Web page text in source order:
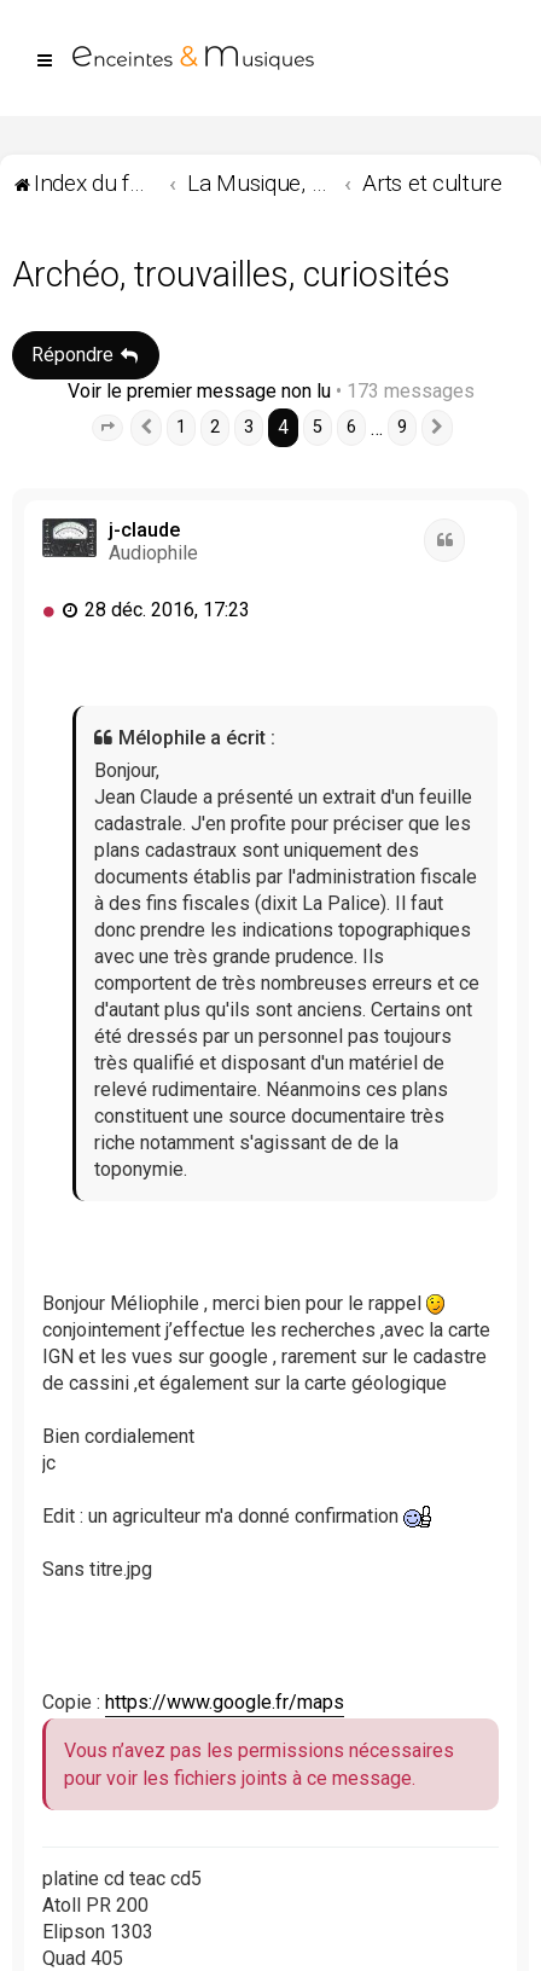
Index du forum La Musique, les musiques ... Arts et culture
Archéo, trouvailles, curiosités
Répondre
Voir le premier message non lu• 173 messages
Page sur 9
Précédente
1 2 3 4 5 6 … 9
j-claude
Audiophile
M 28 déc. 2016, 17:23
Mélophile a écrit :
Bonjour,
Jean Claude a présenté un extrait d'un feuille
cadastrale. J'en profite pour préciser que les
plans cadastraux sont uniquement des
documents établis par l'administration fiscale
à des fins fiscales (dixit La Palice). Il faut
donc prendre les indications topographiques
avec une très grande prudence. Ils
comportent de très nombreuses erreurs et ce
d'autant plus qu'ils sont anciens. Certains ont
été dressés par un personnel pas toujours
très qualifié et disposant d'un matériel de
relevé rudimentaire. Néanmoins ces plans
constituent une source documentaire très
riche notamment s'agissant de de la
toponymie.
Bonjour Méliophile , merci bien pour le rappel
conjointement j’effectue les recherches ,avec la carte
IGN et les vues sur google , rarement sur le cadastre
de cassini ,et également sur la carte géologique
Bien cordialement
jc
Edit : un agriculteur m'a donné confirmation
Sans titre.jpg
Copie : https://www.google.fr/maps
Vous n’avez pas les permissions nécessaires
pour voir les fichiers joints à ce message.
platine cd teac cd5
Atoll PR 200
Elipson 1303
Quad 405